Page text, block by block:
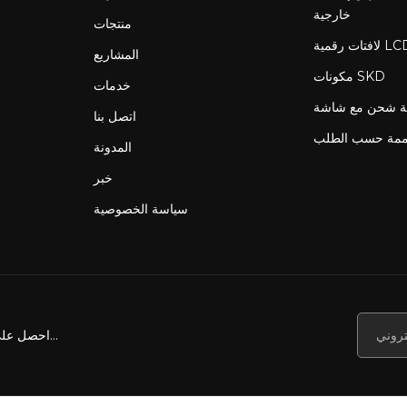
منتجات
المشاريع
خدمات
اتصل بنا
المدونة
خبر
سياسة الخصوصية
خارجية
مكونات SKD
حسب الطلب
احصل على أخبارنا وعروضنا والمزيد...